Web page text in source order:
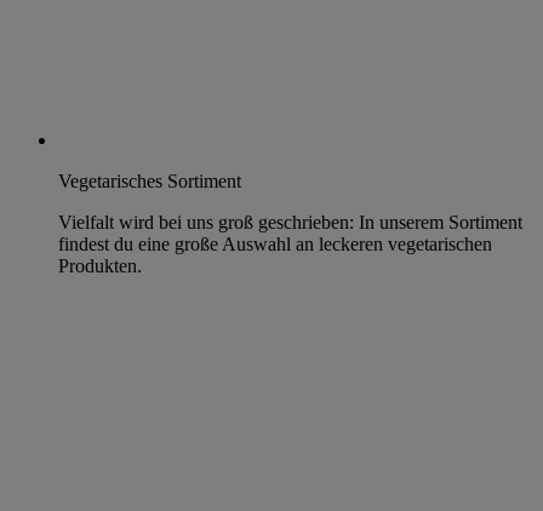
Vegetarisches Sortiment
Vielfalt wird bei uns groß geschrieben: In unserem Sortiment
findest du eine große Auswahl an leckeren vegetarischen
Produkten.